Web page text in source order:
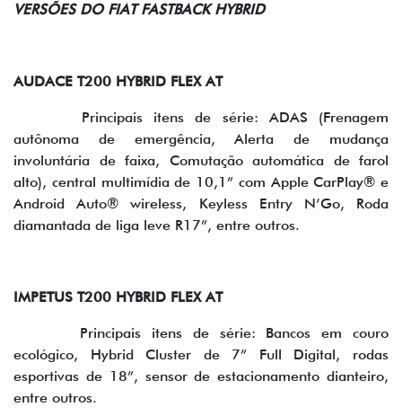
VERSÕES DO FIAT FASTBACK HYBRID
AUDACE T200 HYBRID FLEX AT
Principais itens de série: ADAS (Frenagem
autônoma de emergência, Alerta de mudança
involuntária de faixa, Comutação automática de farol
alto), central multimídia de 10,1” com Apple CarPlay® e
Android Auto® wireless, Keyless Entry N’Go, Roda
diamantada de liga leve R17”, entre outros.
IMPETUS T200 HYBRID FLEX AT
Principais itens de série: Bancos em couro
ecológico, Hybrid Cluster de 7” Full Digital, rodas
esportivas de 18”, sensor de estacionamento dianteiro,
entre outros.